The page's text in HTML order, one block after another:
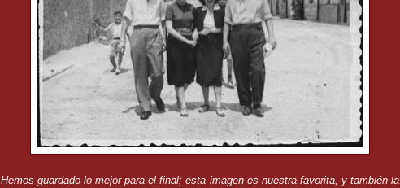
Hemos guardado lo mejor para el final; esta imagen es nuestra favorita, y también la